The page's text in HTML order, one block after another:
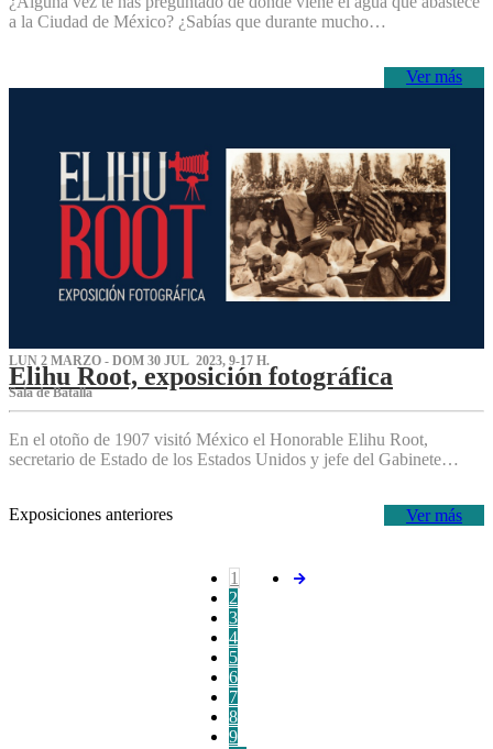
a la Ciudad de México? ¿Sabías que durante mucho…
Ver más
LUN 2 MARZO - DOM 30 JUL 2023, 9-17 H.
Elihu Root, exposición fotográfica
Sala de Batalla
En el otoño de 1907 visitó México el Honorable Elihu Root,
secretario de Estado de los Estados Unidos y jefe del Gabinete…
Ver más
Exposiciones anteriores
1
2
3
4
5
6
7
8
9